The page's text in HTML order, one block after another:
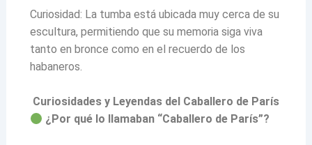
Curiosidad: La tumba está ubicada muy cerca de su
escultura, permitiendo que su memoria siga viva
tanto en bronce como en el recuerdo de los
habaneros.
Curiosidades y Leyendas del Caballero de París
¿Por qué lo llamaban “Caballero de París”?